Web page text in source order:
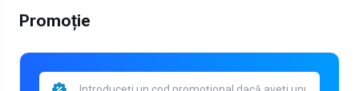
Promoție